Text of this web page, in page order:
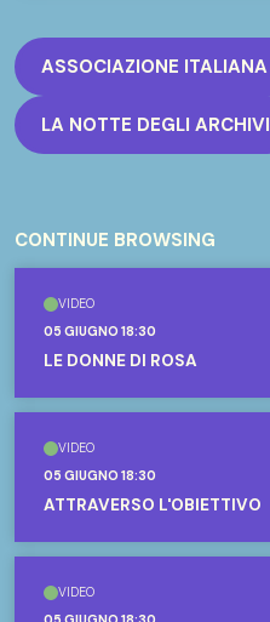
LA NOTTE DEGLI ARCHIVI
CONTINUE BROWSING
VIDEO
05 GIUGNO 18:30
LE DONNE DI ROSA
VIDEO
05 GIUGNO 18:30
ATTRAVERSO L'OBIETTIVO
VIDEO